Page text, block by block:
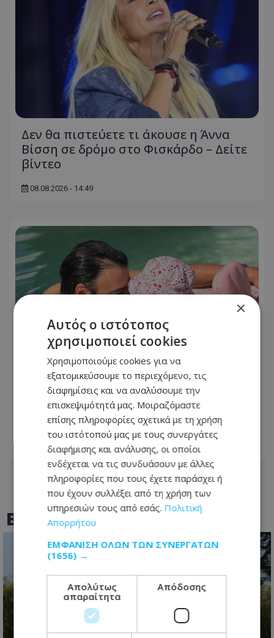
Δεν θα πιστεύετε τι άκουσε η Άννα
Βίσση σε δρόμο στο Φισκάρδο – Δείτε
βίντεο
08.08.2026 - 14:49
Ανδρέας Γεωργίου: «Η γέννηση της
κόρης μου άλλαξε ριζικά τη ζωή μου
και με αναδιαμόρφωσε ως άνθρωπο»
08.08.2026 - 12:38
BEST OFTOTHEMAONLINE
×
Αυτός ο ιστότοπος
χρησιμοποιεί cookies
Χρησιμοποιούμε cookies για να
εξατομικεύσουμε το περιεχόμενο, τις
διαφημίσεις και να αναλύσουμε την
επισκεψιμότητά μας. Μοιραζόμαστε
επίσης πληροφορίες σχετικά με τη χρήση
του ιστότοπού μας με τους συνεργάτες
διαφήμισης και ανάλυσης, οι οποίοι
ενδέχεται να τις συνδυάσουν με άλλες
πληροφορίες που τους έχετε παράσχει ή
που έχουν συλλέξει από τη χρήση των
υπηρεσιών τους από εσάς. Πολιτική
Απορρήτου
ΕΜΦΆΝΙΣΗ ΌΛΩΝ ΤΩΝ ΣΥΝΕΡΓΑΤΏΝ
(1656) →
Απολύτως
απαραίτητα
Απόδοσης